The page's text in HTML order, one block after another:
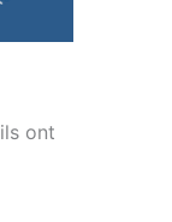
ont